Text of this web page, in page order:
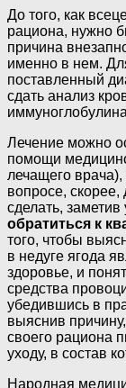
До того, как
рациона, нужно
причина
именно в нем.
поставленный
сдать анализ
Лечение можно
помощи
лечащего
вопросе, скорее,
сделать,
обратиться к
того, чтобы
в недуге ягода
здоровье, и
средства
убедившись в
выяснив
своего рациона
уходу, в состав
Народная